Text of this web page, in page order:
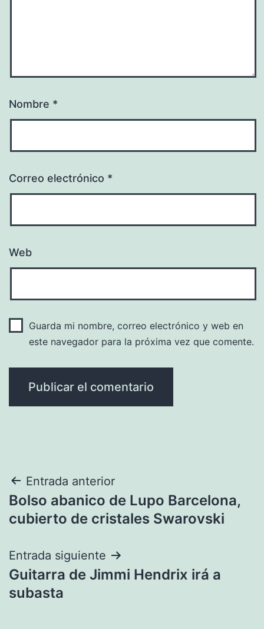
Nombre *
Correo electrónico *
Web
Guarda mi nombre, correo electrónico y web en
este navegador para la próxima vez que comente.
Navegación
de
Entrada anterior
Bolso abanico de Lupo Barcelona,
cubierto de cristales Swarovski
Entrada siguiente
Guitarra de Jimmi Hendrix irá a
subasta